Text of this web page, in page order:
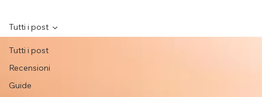
Tutti i post
Recensioni
Guide
Tutti i post